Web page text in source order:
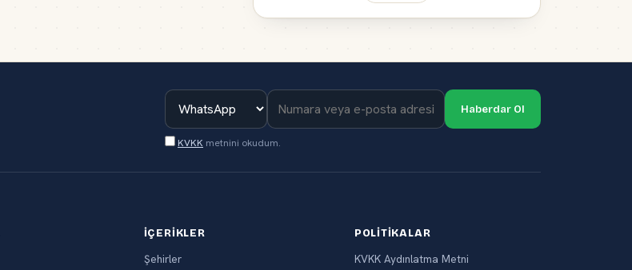
Haberdar Ol
KVKK metnini okudum.
İÇERIKLER
Şehirler
POLITIKALAR
KVKK Aydınlatma Metni